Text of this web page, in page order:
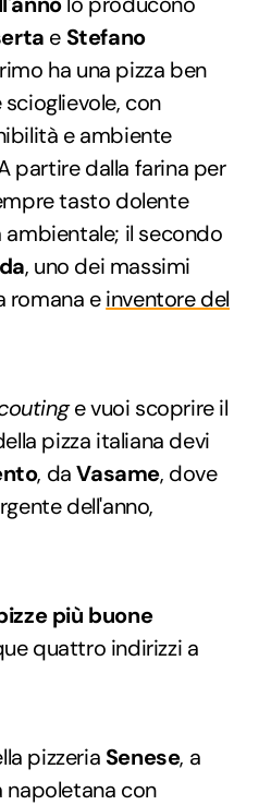
e Stefano
ha una pizza ben
con
e ambiente
partire dalla farina per
tasto dolente
ambientale; il secondo
, uno dei massimi
romana einventore del
e vuoi scoprire il
pizza italiana devi
, daVasame, dove
dell'anno,
più buone
quattro indirizzi a
pizzeria Senese, a
napoletana con